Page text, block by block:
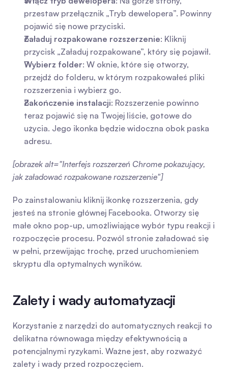
przestaw przełącznik „Tryb dewelopera”. Powinny
pojawić się nowe przyciski.
Załaduj rozpakowane rozszerzenie: Kliknij
przycisk „Załaduj rozpakowane”, który się pojawił.
Wybierz folder: W oknie, które się otworzy,
przejdź do folderu, w którym rozpakowałeś pliki
rozszerzenia i wybierz go.
Zakończenie instalacji: Rozszerzenie powinno
teraz pojawić się na Twojej liście, gotowe do
użycia. Jego ikonka będzie widoczna obok paska
adresu.
[obrazek alt="Interfejs rozszerzeń Chrome pokazujący,
jak załadować rozpakowane rozszerzenie"]
Po zainstalowaniu kliknij ikonkę rozszerzenia, gdy
jesteś na stronie głównej Facebooka. Otworzy się
małe okno pop-up, umożliwiające wybór typu reakcji i
rozpoczęcie procesu. Pozwól stronie załadować się
w pełni, przewijając trochę, przed uruchomieniem
skryptu dla optymalnych wyników.
Zalety i wady automatyzacji
Korzystanie z narzędzi do automatycznych reakcji to
delikatna równowaga między efektywnością a
potencjalnymi ryzykami. Ważne jest, aby rozważyć
zalety i wady przed rozpoczęciem.